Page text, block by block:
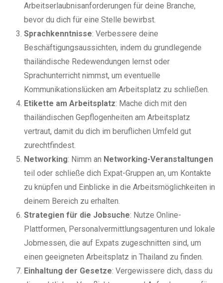
Arbeitserlaubnisanforderungen für deine Branche,
bevor du dich für eine Stelle bewirbst.
Sprachkenntnisse: Verbessere deine
Beschäftigungsaussichten, indem du grundlegende
thailändische Redewendungen lernst oder
Sprachunterricht nimmst, um eventuelle
Kommunikationslücken am Arbeitsplatz zu schließen.
Etikette am Arbeitsplatz: Mache dich mit den
thailändischen Gepflogenheiten am Arbeitsplatz
vertraut, damit du dich im beruflichen Umfeld gut
zurechtfindest.
Networking: Nimm an Networking-Veranstaltungen
teil oder schließe dich Expat-Gruppen an, um Kontakte
zu knüpfen und Einblicke in die Arbeitsmöglichkeiten in
deinem Bereich zu erhalten.
Strategien für die Jobsuche: Nutze Online-
Plattformen, Personalvermittlungsagenturen und lokale
Jobmessen, die auf Expats zugeschnitten sind, um
einen geeigneten Arbeitsplatz in Thailand zu finden.
Einhaltung der Gesetze: Vergewissere dich, dass du